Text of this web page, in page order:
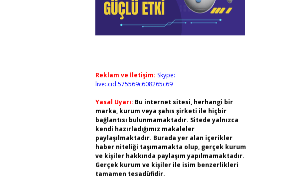
Reklam ve İletişim: Skype:
live:.cid.575569c608265c69
Yasal Uyarı: Bu internet sitesi, herhangi bir
marka, kurum veya şahıs şirketi ile hiçbir
bağlantısı bulunmamaktadır. Sitede yalnızca
kendi hazırladığımız makaleler
paylaşılmaktadır. Burada yer alan içerikler
haber niteliği taşımamakta olup, gerçek kurum
ve kişiler hakkında paylaşım yapılmamaktadır.
Gerçek kurum ve kişiler ile isim benzerlikleri
tamamen tesadüfidir.